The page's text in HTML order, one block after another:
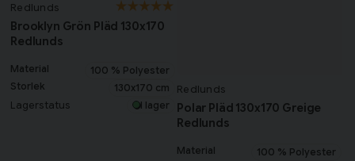
Redlunds
Brooklyn Grön Pläd 130x170
Redlunds
Material
100 % Polyester
Storlek
130x170 cm
Lagerstatus I lager
Redlunds
Polar Pläd 130x170 Greige
Redlunds
Material
100 % Polyester